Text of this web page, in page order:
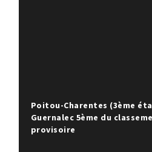
Poitou-Charentes (3ème
Guernalec 5ème du
provisoire